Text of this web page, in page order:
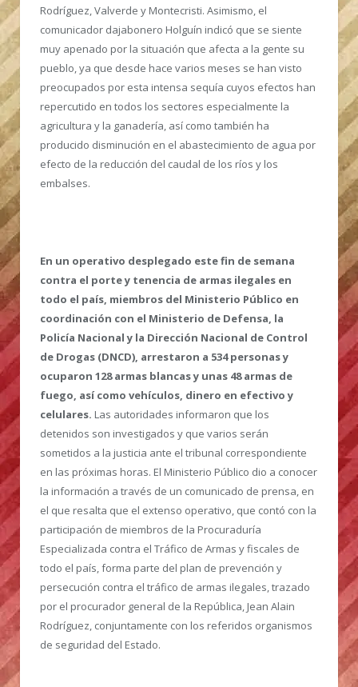
Rodríguez, Valverde y Montecristi. Asimismo, el
comunicador dajabonero Holguín indicó que se siente
muy apenado por la situación que afecta a la gente su
pueblo, ya que desde hace varios meses se han visto
preocupados por esta intensa sequía cuyos efectos han
repercutido en todos los sectores especialmente la
agricultura y la ganadería, así como también ha
producido disminución en el abastecimiento de agua por
efecto de la reducción del caudal de los ríos y los
embalses.
En un operativo desplegado este fin de semana
contra el porte y tenencia de armas ilegales en
todo el país, miembros del Ministerio Público en
coordinación con el Ministerio de Defensa, la
Policía Nacional y la Dirección Nacional de Control
de Drogas (DNCD), arrestaron a 534 personas y
ocuparon 128 armas blancas y unas 48 armas de
fuego, así como vehículos, dinero en efectivo y
celulares. Las autoridades informaron que los
detenidos son investigados y que varios serán
sometidos a la justicia ante el tribunal correspondiente
en las próximas horas. El Ministerio Público dio a conocer
la información a través de un comunicado de prensa, en
el que resalta que el extenso operativo, que contó con la
participación de miembros de la Procuraduría
Especializada contra el Tráfico de Armas y fiscales de
todo el país, forma parte del plan de prevención y
persecución contra el tráfico de armas ilegales, trazado
por el procurador general de la República, Jean Alain
Rodríguez, conjuntamente con los referidos organismos
de seguridad del Estado.